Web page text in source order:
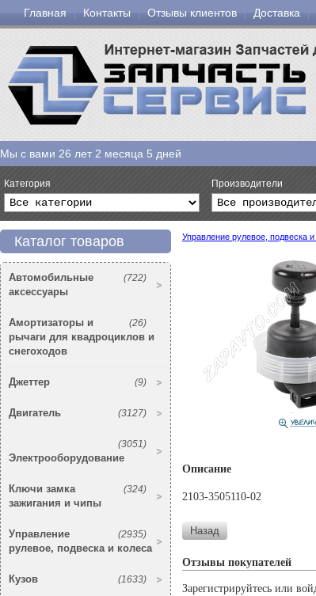
Главная Контакты Отзывы клиентов Доставка
Мы с вами 26 лет 2 месяца 5 дней
Категория Производители
Каталог товаров
(722)
Автомобильные
аксессуары
(26)
Амортизаторы и
рычаги для квадроциклов и
снегоходов
(9)
Джеттер
(3127)
Двигатель
(3051)
Электрооборудование
(324)
Ключи замка
зажигания и чипы
(2935)
Управление
рулевое, подвеска и колеса
(1633)
Кузов
Управление рулевое, подвеска и
Описание
2103-3505110-02
Отзывы покупателей
Зарегистрируйтесь или